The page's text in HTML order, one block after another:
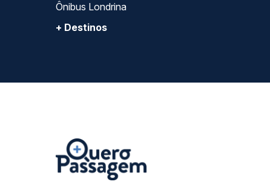
Ônibus Londrina
+ Destinos